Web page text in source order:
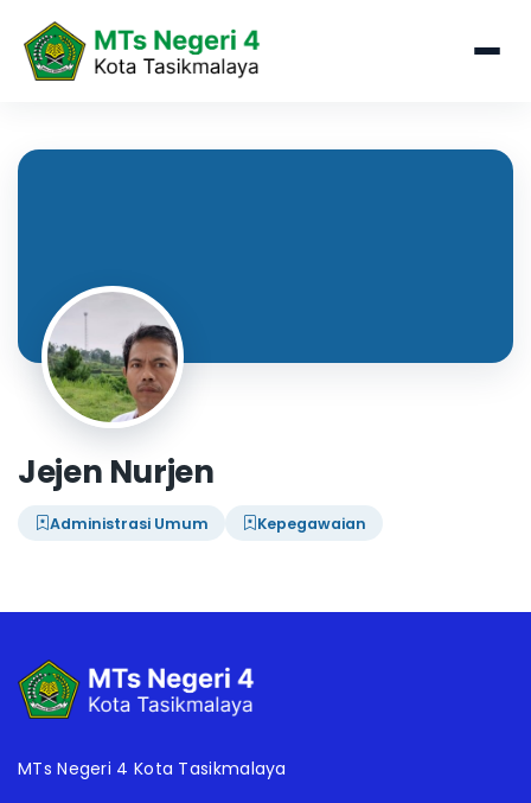
Jejen Nurjen
Administrasi Umum Kepegawaian
MTs Negeri 4 Kota Tasikmalaya